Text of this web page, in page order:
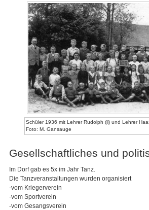
Schüler 1936 mit Lehrer Rudolph (li) und Lehrer
Foto: M. Gansauge
Gesellschaftliches und
Im Dorf gab es 5x im Jahr Tanz.
Die Tanzveranstaltungen wurden organisiert
-vom Kriegerverein
-vom Sportverein
-vom Gesangsverein